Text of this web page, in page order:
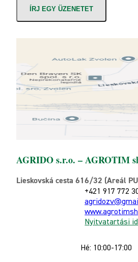
ÍRJ EGY ÜZENETET
AGRIDO s.r.o. – AGROTIM
Lieskovská cesta 616/32 (Areál
+421 917 772
Nyitvatartási
Hé: 10:00-17:00